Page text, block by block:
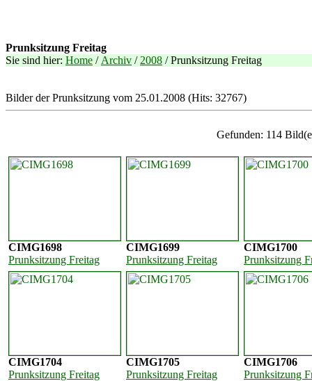
Prunksitzung Freitag
Sie sind hier: Home / Archiv / 2008 / Prunksitzung Freitag
Bilder der Prunksitzung vom 25.01.2008 (Hits: 32767)
Gefunden: 114
CIMG1698
Prunksitzung Freitag
CIMG1699
Prunksitzung Freitag
CIMG1700
Prunksitzung
CIMG1704
Prunksitzung Freitag
CIMG1705
Prunksitzung Freitag
CIMG1706
Prunksitzung